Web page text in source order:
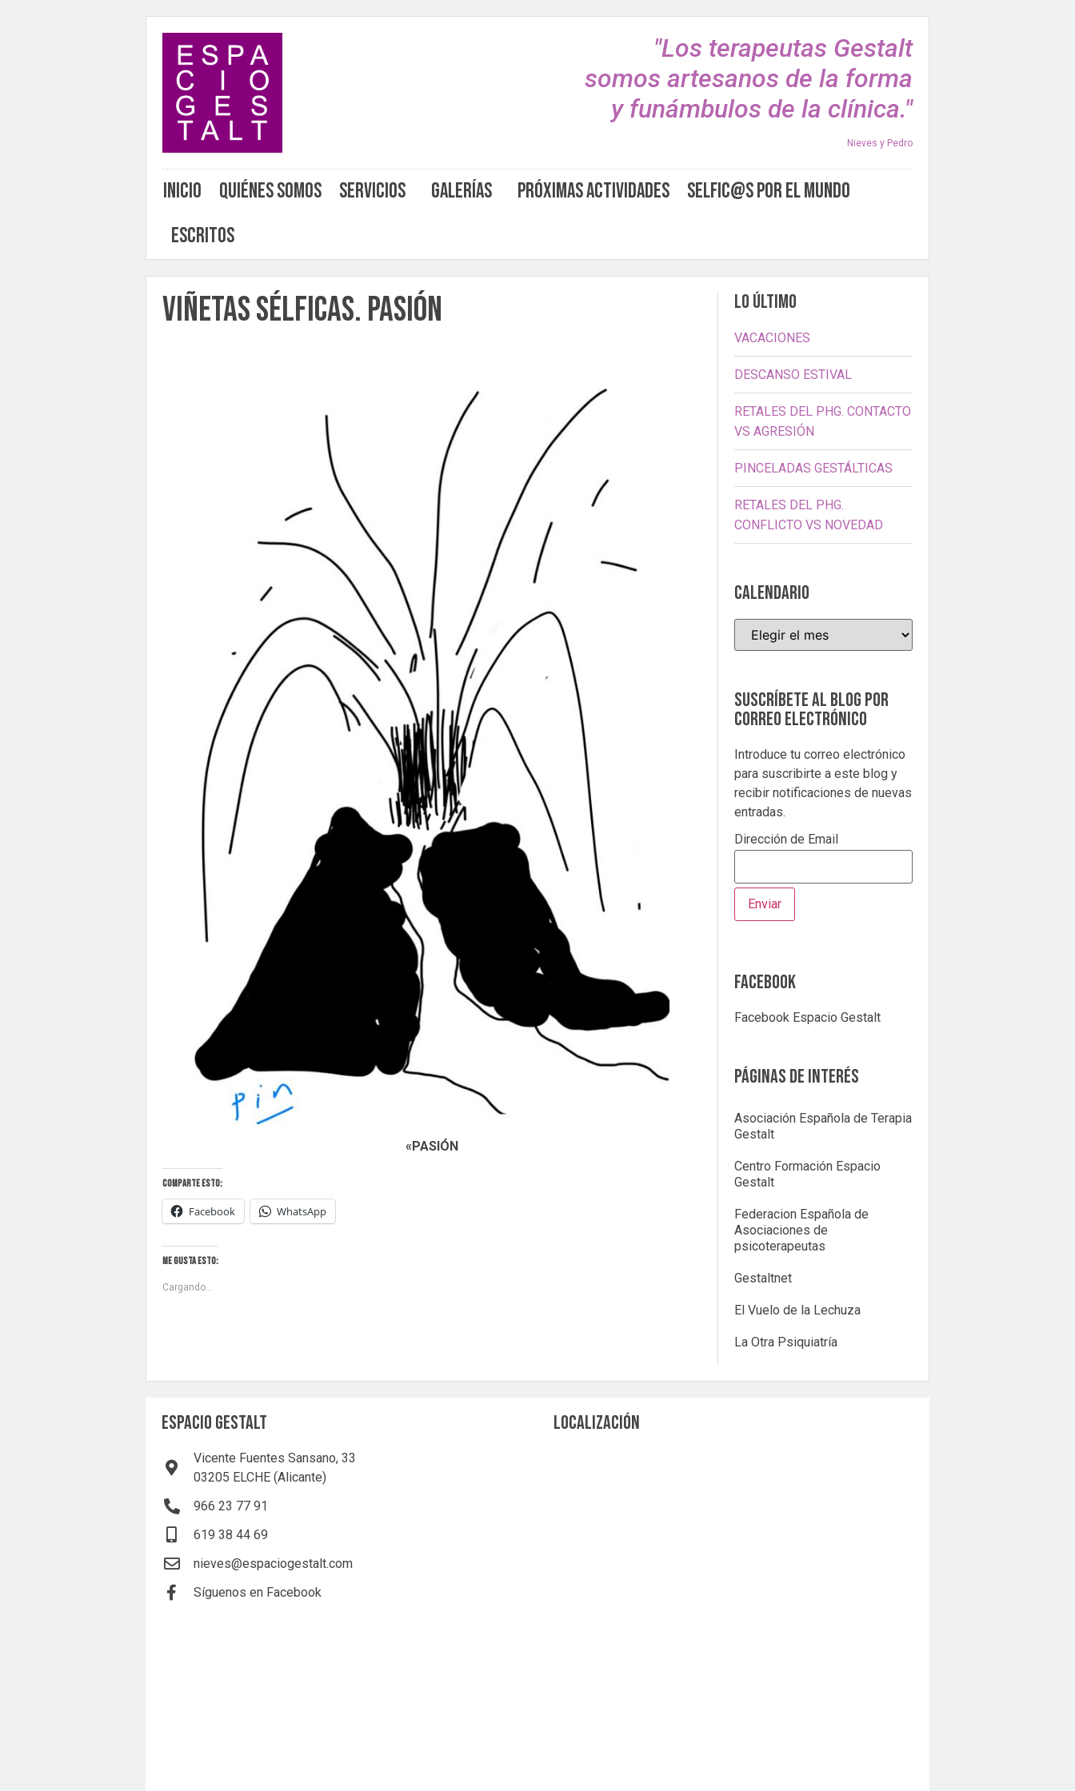
"Los terapeutas Gestalt
somos artesanos de la forma
y funámbulos de la clínica."
Nieves y Pedro
Inicio Quiénes somos Servicios Galerías Próximas Actividades
Selfic@s por el Mundo
Escritos
Viñetas Sélficas. Pasión
«PASIÓN
Comparte esto:
Facebook WhatsApp
Me gusta esto:
Cargando...
LO ÚLTIMO
VACACIONES
DESCANSO ESTIVAL
RETALES DEL PHG. CONTACTO
VS AGRESIÓN
PINCELADAS GESTÁLTICAS
RETALES DEL PHG.
CONFLICTO VS NOVEDAD
CALENDARIO
Suscríbete al blog por
correo electrónico
Introduce tu correo electrónico
para suscribirte a este blog y
recibir notificaciones de nuevas
entradas.
Dirección de Email
Facebook
Facebook Espacio Gestalt
Páginas de interés
Asociación Española de Terapia
Gestalt
Centro Formación Espacio
Gestalt
Federacion Española de
Asociaciones de
psicoterapeutas
Gestaltnet
El Vuelo de la Lechuza
La Otra Psiquiatría
ESPACIO GESTALT
Vicente Fuentes Sansano, 33
03205 ELCHE (Alicante)
966 23 77 91
619 38 44 69
nieves@espaciogestalt.com
Síguenos en Facebook
LOCALIZACIÓN